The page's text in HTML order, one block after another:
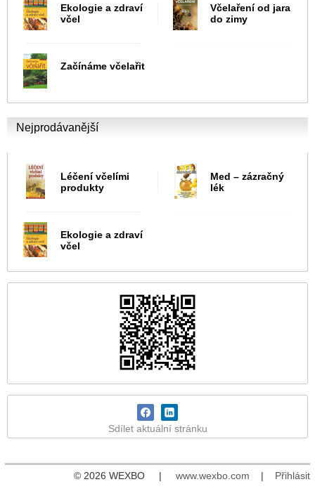
Ekologie a zdraví
včel
Včelaření od jara
do zimy
Začínáme včelařit
Nejprodávanější
Léčení včelími
produkty
Med – zázračný
lék
Ekologie a zdraví
včel
Sdílet aktuální stránku
© 2026 WEXBO | www.wexbo.com | Přihlásit